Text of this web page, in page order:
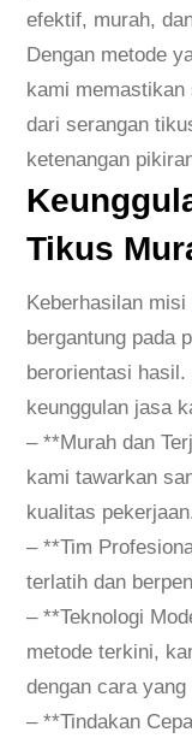
a
P
e
m
b
a
m
i
T
i
k
s
d
P
u
efektif, murah,
Dengan metode
kami memastikan
dari serangan
ketenangan
Tikus
Keberhasilan misi
bergantung pada
berorientasi
keunggulan jasa
– **Murah dan
kami tawarkan
kualitas
– **Tim
terlatih dan
– **Teknologi
metode terkini,
dengan cara
– **Tindakan